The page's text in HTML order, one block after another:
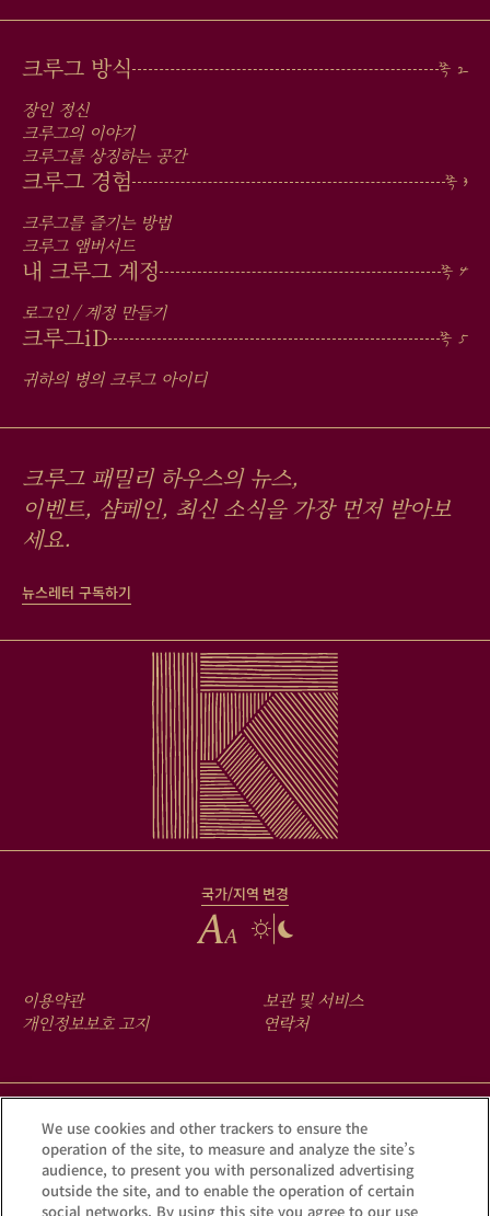
MAIN
MEN
IN
FOOTER
크루그 방식
장인 정신
크루그의 이야기
크루그를 상징하는 공간
크루그 경험
크루그를 즐기는 방법
크루그 앰버서드
내 크루그 계정
로그인 / 계정 만들기
크루그iD
귀하의 병의 크루그 아이디
크루그 패밀리 하우스의 뉴스,
이벤트, 샴페인, 최신 소식을 가장 먼저 받아보
세요.
뉴스레터 구독하기
국가/지역 변경
FOOTER
MENU
이용약관
개인정보보호 고지 보관 및 서비스
연락처
크루그 앱을 다운로드하여 Krug iD를 통해 여러분의 샴페인에 숨겨진
이야기를 확인해 보세요.
We use cookies and other trackers to ensure the
operation of the site, to measure and analyze the site’s
audience, to present you with personalized advertising
outside the site, and to enable the operation of certain